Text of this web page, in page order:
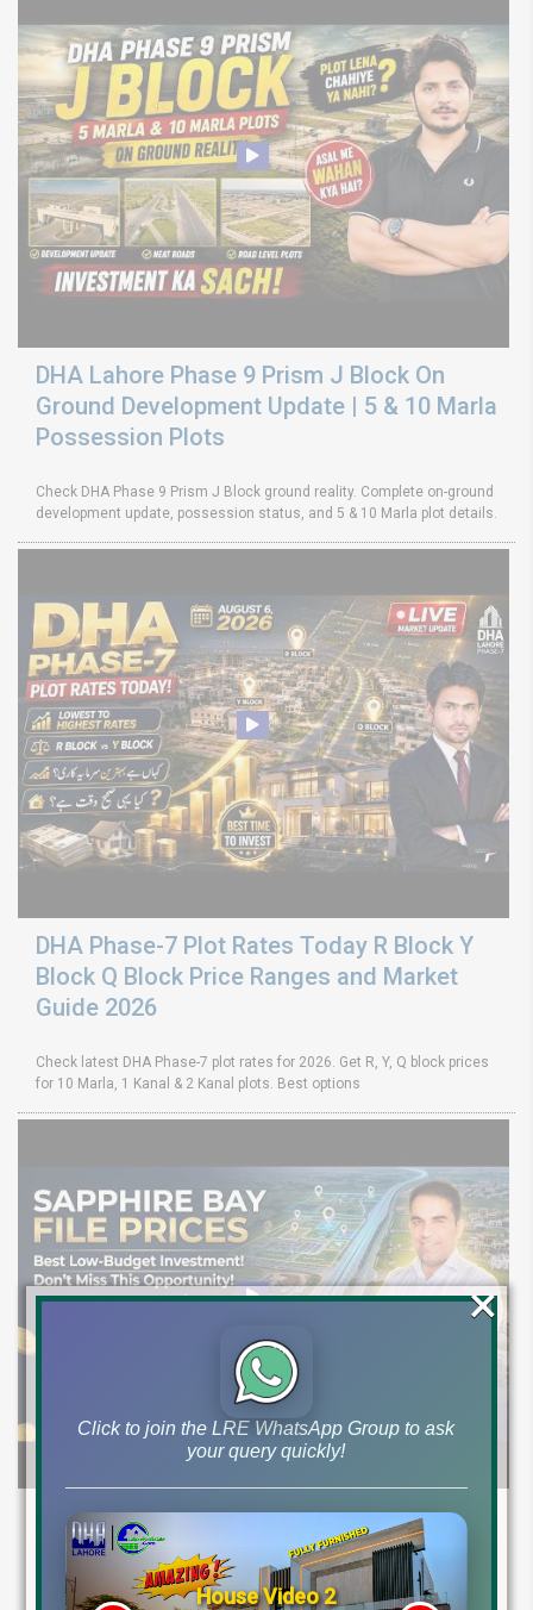
DHA Lahore Phase 9 Prism J Block On
Ground Development Update | 5 & 10 Marla
Possession Plots
Check DHA Phase 9 Prism J Block ground reality. Complete on-ground
development update, possession status, and 5 & 10 Marla plot details.
DHA Phase-7 Plot Rates Today R Block Y
Block Q Block Price Ranges and Market
Guide 2026
Check latest DHA Phase-7 plot rates for 2026. Get R, Y, Q block prices
for 10 Marla, 1 Kanal & 2 Kanal plots. Best options
Sapphire Bay Lahore Real Estate Update
Low Cost 7 Marla 15 Marla 1 Kanal File
Rates 2026
Click to join the LRE WhatsApp Group to ask
your query quickly!
House Video 2
×